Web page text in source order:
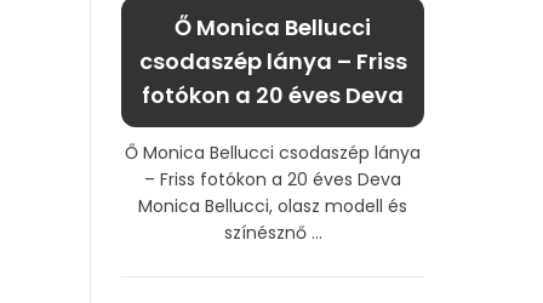
Ő Monica Bellucci
csodaszép lánya – Friss
fotókon a 20 éves Deva
Ő Monica Bellucci csodaszép lánya
– Friss fotókon a 20 éves Deva
Monica Bellucci, olasz modell és
színésznő ...